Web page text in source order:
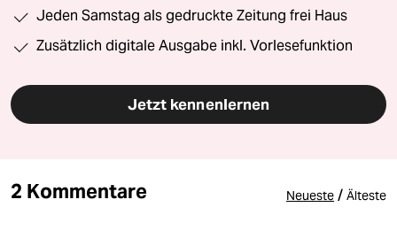
Jeden Samstag als gedruckte Zeitung frei Haus
Zusätzlich digitale Ausgabe inkl. Vorlesefunktion
Jetzt kennenlernen
2 Kommentare Neueste / Älteste